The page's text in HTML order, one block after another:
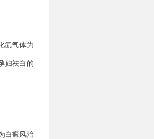
氙气体为
妇祛白的
白癜风治